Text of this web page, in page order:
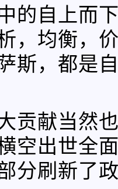
的自上而
，均衡，
斯，都是
贡献当然
空出世全
分刷新了